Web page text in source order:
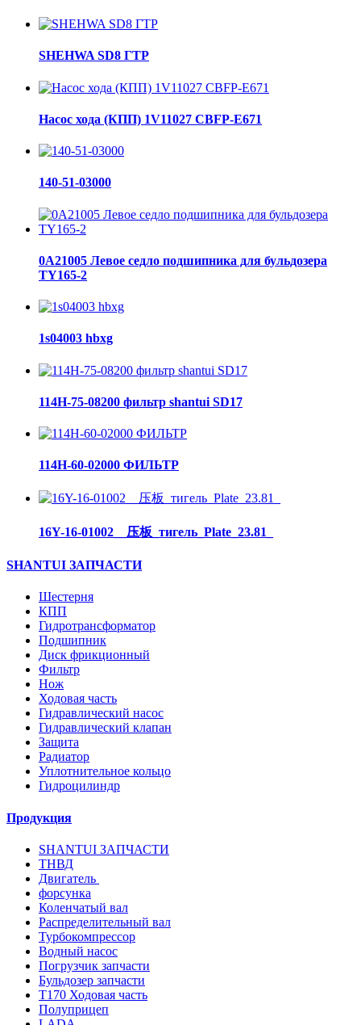
SHEHWA SD8 ГТР
Насос хода (КПП) 1V11027 CBFP-E671
140-51-03000
0A21005 Левое седло подшипника для бульдозера
TY165-2
1s04003 hbxg
114H-75-08200 фильтр shantui SD17
114H-60-02000 ФИЛЬТР
16Y-16-01002__压板_тигель_Plate_23.81_
SHANTUI ЗАПЧАСТИ
Шестерня
КПП
Гидротрансформатор
Подшипник
Диск фрикционный
Фильтр
Нож
Ходовая часть
Гидравлический насос
Гидравлический клапан
Защита
Радиатор
Уплотнительное кольцо
Гидроцилиндр
Продукция
SHANTUI ЗАПЧАСТИ
ТНВД
Двигатель
форсунка
Коленчатый вал
Распределительный вал
Турбокомпрессор
Водный насос
Погрузчик запчасти
Бульдозер запчасти
T170 Ходовая часть
Полуприцеп